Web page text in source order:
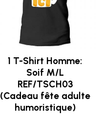
1 T-Shirt Homme:
Soif M/L
REF/TSCH03
(Cadeau fête adulte
humoristique)